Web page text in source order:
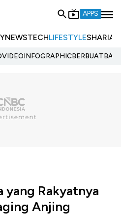
APPS
NEWSTECHLIFESTYLESHARIA
VIDEOINFOGRAPHIC
yang Rakyatnya
Anjing